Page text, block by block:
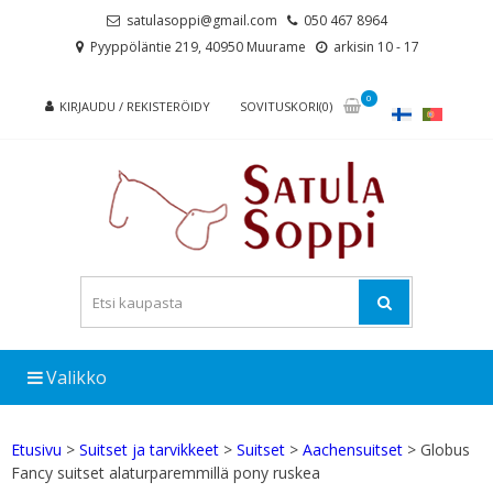
satulasoppi@gmail.com
050 467 8964
Pyyppöläntie 219, 40950 Muurame
arkisin 10 - 17
KIRJAUDU / REKISTERÖIDY SOVITUSKORI(0)
0
Valikko
Etusivu > Suitset ja tarvikkeet > Suitset > Aachensuitset > Globus
Fancy suitset alaturparemmillä pony ruskea